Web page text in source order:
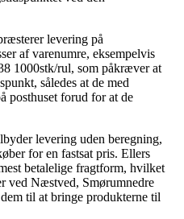
levering på
af varenumre, eksempelvis
1000stk/rul, som påkræver at
således at de med
posthuset forud for at de
levering uden beregning,
for en fastsat pris. Ellers
betalelige fragtform, hvilket
ved Næstved, Smørumnedre
til at bringe produkterne til